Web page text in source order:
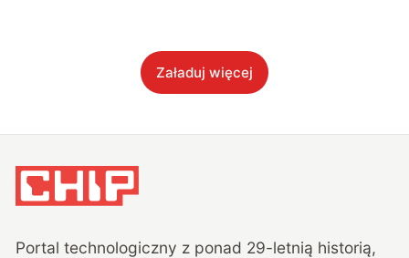
Załaduj więcej
Portal technologiczny z ponad 29-letnią historią,